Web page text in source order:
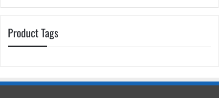
Product Tags